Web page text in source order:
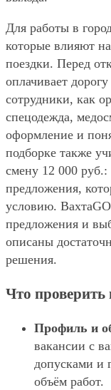
Для работы в
которые влияют
поездки. Перед
оплачивает
сотрудники, как
спецодежда,
оформление и
подборке также
смену 12 000 руб.:
предложения,
условию.
предложения и
описаны
решения.
Что проверить
Профиль и
вакансии с
допусками и
объём работ.